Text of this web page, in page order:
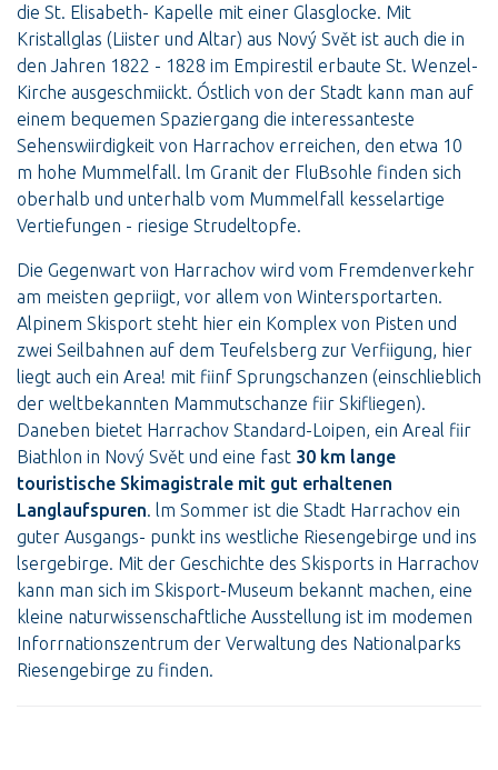
die St. Elisabeth- Kapelle mit einer Glasglocke. Mit
Kristallglas (Liister und Altar) aus Nový Svět ist auch die in
den Jahren 1822 - 1828 im Empirestil erbaute St. Wenzel-
Kirche ausgeschmiickt. Óstlich von der Stadt kann man auf
einem bequemen Spaziergang die interessanteste
Sehenswiirdigkeit von Harrachov erreichen, den etwa 10
m hohe Mummelfall. lm Granit der FluBsohle finden sich
oberhalb und unterhalb vom Mummelfall kesselartige
Vertiefungen - riesige Strudeltopfe.
Die Gegenwart von Harrachov wird vom Fremdenverkehr
am meisten gepriigt, vor allem von Wintersportarten.
Alpinem Skisport steht hier ein Komplex von Pisten und
zwei Seilbahnen auf dem Teufelsberg zur Verfiigung, hier
liegt auch ein Area! mit fiinf Sprungschanzen (einschlieblich
der weltbekannten Mammutschanze fiir Skifliegen).
Daneben bietet Harrachov Standard-Loipen, ein Areal fiir
Biathlon in Nový Svět und eine fast 30 km lange
touristische Skimagistrale mit gut erhaltenen
Langlaufspuren. lm Sommer ist die Stadt Harrachov ein
guter Ausgangs- punkt ins westliche Riesengebirge und ins
lsergebirge. Mit der Geschichte des Skisports in Harrachov
kann man sich im Skisport-Museum bekannt machen, eine
kleine naturwissenschaftliche Ausstellung ist im modemen
Inforrnationszentrum der Verwaltung des Nationalparks
Riesengebirge zu finden.